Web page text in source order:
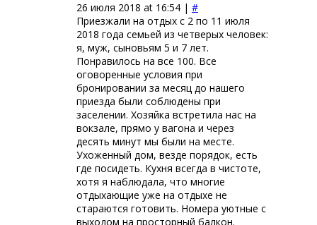
26 июля 2018 at 16:54 | #
Приезжали на отдых с 2 по 11 июля
2018 года семьей из четверых человек:
я, муж, сыновьям 5 и 7 лет.
Понравилось на все 100. Все
оговоренные условия при
бронировании за месяц до нашего
приезда были соблюдены при
заселении. Хозяйка встретила нас на
вокзале, прямо у вагона и через
десять минут мы были на месте.
Ухоженный дом, везде порядок, есть
где посидеть. Кухня всегда в чистоте,
хотя я наблюдала, что многие
отдыхающие уже на отдыхе не
стараются готовить. Номера уютные с
выходом на просторный балкон.